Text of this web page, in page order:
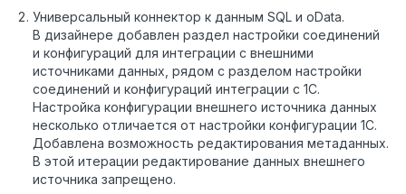
Универсальный коннектор к данным SQL и oData.
В дизайнере добавлен раздел настройки соединений
и конфигураций для интеграции с внешними
источниками данных, рядом с разделом настройки
соединений и конфигураций интеграции с 1С.
Настройка конфигурации внешнего источника данных
несколько отличается от настройки конфигурации 1С.
Добавлена возможность редактирования метаданных.
В этой итерации редактирование данных внешнего
источника запрещено.